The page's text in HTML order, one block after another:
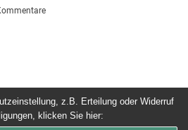
Acht. Alle Rechte vorbehalten
z.B. Erteilung oder Widerruf
klicken Sie hier: